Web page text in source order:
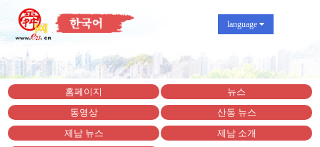
language
홈페이지
뉴스
동영상
산동 뉴스
제남 뉴스
제남 소개